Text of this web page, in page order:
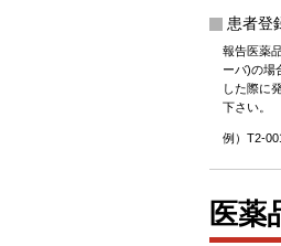
患者登
報告医薬
ーバ)の場
した際に
下さい。
例）T2-
医薬